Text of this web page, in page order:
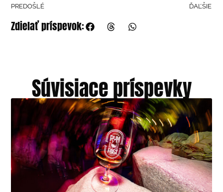
PREDOŠLÉ ĎAĽŠIE
Zdielať príspevok:
Súvisiace príspevky